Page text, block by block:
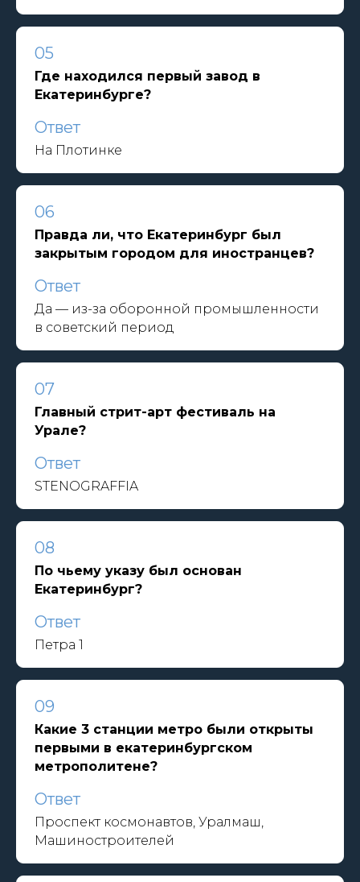
05
Где находился первый завод в
Екатеринбурге?
Ответ
На Плотинке
06
Правда ли, что Екатеринбург был
закрытым городом для иностранцев?
Ответ
Да — из-за оборонной промышленности
в советский период
07
Главный стрит-арт фестиваль на
Урале?
Ответ
STENOGRAFFIA
08
По чьему указу был основан
Екатеринбург?
Ответ
Петра 1
09
Какие 3 станции метро были открыты
первыми в екатеринбургском
метрополитене?
Ответ
Проспект космонавтов, Уралмаш,
Машиностроителей